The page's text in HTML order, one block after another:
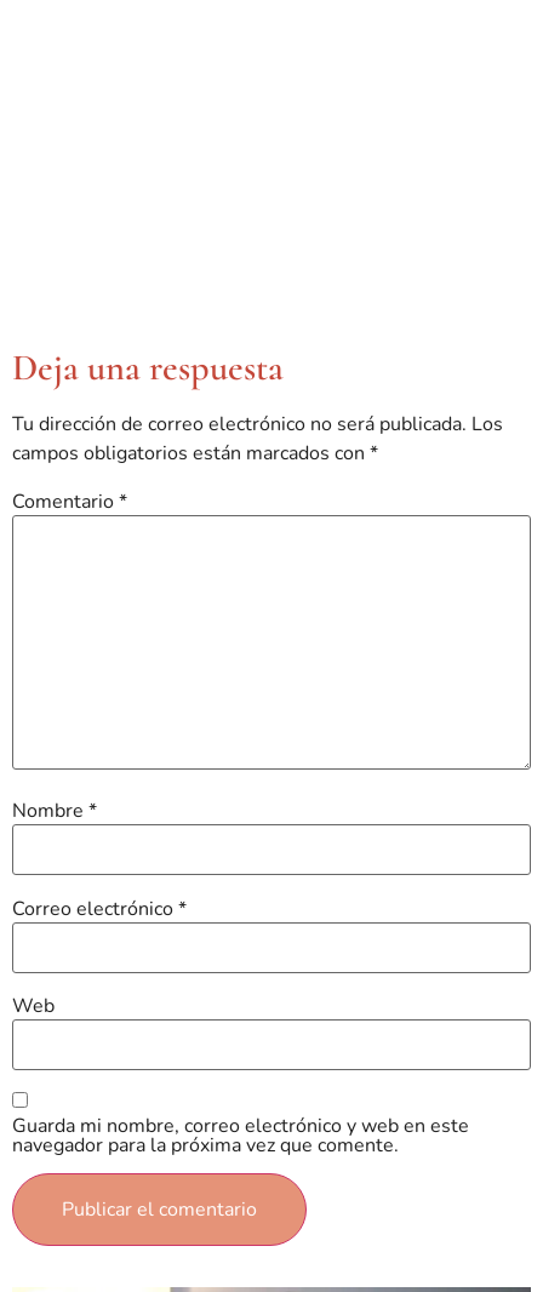
Deja una respuesta
Tu dirección de correo electrónico no será publicada. Los
campos obligatorios están marcados con *
Comentario*
Nombre *
Correo electrónico*
Web
Guarda mi nombre, correo electrónico y web en este
navegador para la próxima vez que comente.